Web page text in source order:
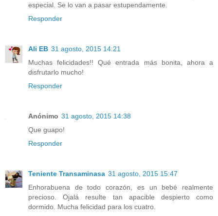
especial. Se lo van a pasar estupendamente.
Responder
Ali EB 31 agosto, 2015 14:21
Muchas felicidades!! Qué entrada más bonita, ahora a
disfrutarlo mucho!
Responder
Anónimo 31 agosto, 2015 14:38
Que guapo!
Responder
Teniente Transaminasa 31 agosto, 2015 15:47
Enhorabuena de todo corazón, es un bebé realmente
precioso. Ojalá resulte tan apacible despierto como
dormido. Mucha felicidad para los cuatro.